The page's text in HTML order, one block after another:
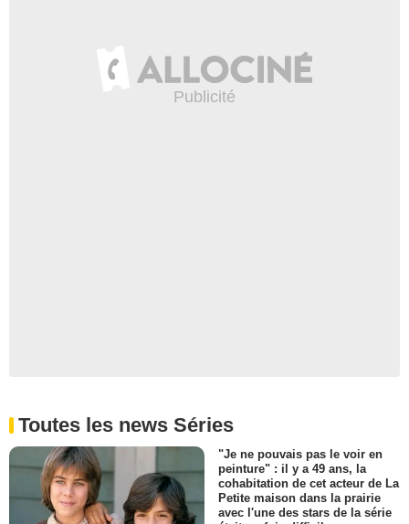
Toutes les news Séries
"Je ne pouvais pas le voir en
peinture" : il y a 49 ans, la
cohabitation de cet acteur de La
Petite maison dans la prairie
avec l'une des stars de la série